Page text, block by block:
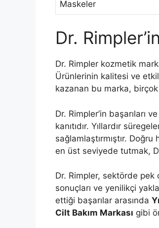
Maskeler
Dr.
Dr. Rimpler kozmetik
Ürünlerinin kalitesi ve
kazanan bu marka,
Dr. Rimpler’in başarıları
kanıtıdır. Yıllardır
sağlamlaştırmıştır.
en üst seviyede tutmak,
Dr. Rimpler, sektörde
sonuçları ve yenilikçi
ettiği başarılar arasında
Cilt Bakım Markası gibi